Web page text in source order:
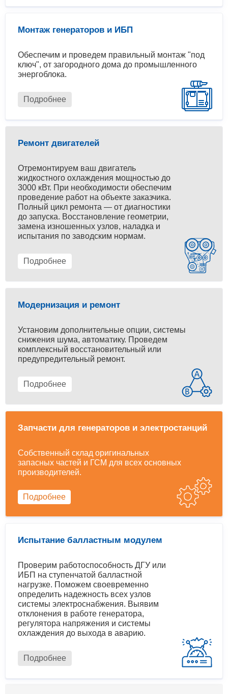
Монтаж генераторов и ИБП
Обеспечим и проведем правильный монтаж "под
ключ", от загородного дома до промышленного
энергоблока.
Подробнее
Ремонт двигателей
Отремонтируем ваш двигатель
жидкостного охлаждения мощностью до
3000 кВт. При необходимости обеспечим
проведение работ на объекте заказчика.
Полный цикл ремонта — от диагностики
до запуска. Восстановление геометрии,
замена изношенных узлов, наладка и
испытания по заводским нормам.
Подробнее
Модернизация и ремонт
Установим дополнительные опции, системы
снижения шума, автоматику. Проведем
комплексный восстановительный или
предупредительный ремонт.
Подробнее
Запчасти для генераторов и электростанций
Собственный склад оригинальных
запасных частей и ГСМ для всех основных
производителей.
Подробнее
Испытание балластным модулем
Проверим работоспособность ДГУ или
ИБП на ступенчатой балластной
нагрузке. Поможем своевременно
определить надежность всех узлов
системы электроснабжения. Выявим
отклонения в работе генератора,
регулятора напряжения и системы
охлаждения до выхода в аварию.
Подробнее